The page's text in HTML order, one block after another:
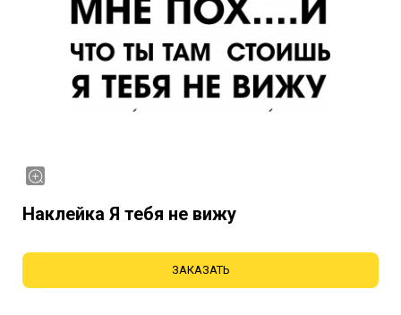
Наклейка Я тебя не вижу
ЗАКАЗАТЬ